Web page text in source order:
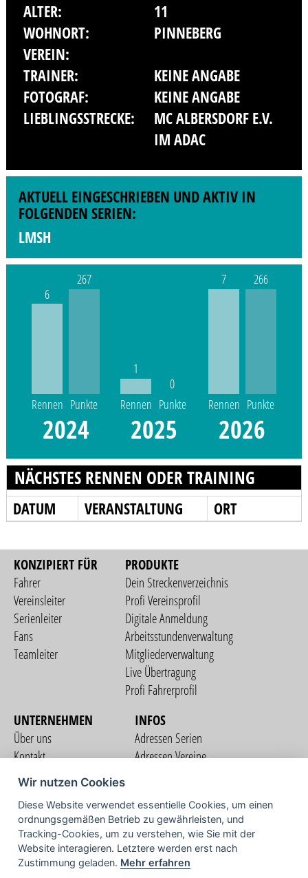
ALTER:
11
WOHNORT:
PINNEBERG
VEREIN:
TRAINER:
KEINE ANGABE
FOTOGRAF:
KEINE ANGABE
LIEBLINGSSTRECKE:
MC ALBERSDORF E.V.
IM ADAC
AKTUELL EINGESCHRIEBEN UND AKTIV IN
FOLGENDEN SERIEN:
LMSH
6
Rennen
267
Punkte
2024
1
Rennen
0
Punkte
2025
7
Rennen
266
Punkte
2026
NÄCHSTES RENNEN ODER TRAINING
DATUM VERANSTALTUNG ORT
KONZIPIERT FÜR
Fahrer
Vereinsleiter
Serienleiter
Fans
Teamleiter
PRODUKTE
Dein Streckenverzeichnis
Profi Vereinsprofil
Digitale Anmeldung
Arbeitsstundenverwaltung
Mitgliederverwaltung
Live Übertragung
Profi Fahrerprofil
UNTERNEHMEN
Über uns
Kontakt
Nutzungsbedingungen
Datenschutzerklärung
Impressum
INFOS
Adressen Serien
Adressen Vereine
COMMUNITY
Wir nutzen Cookies
Diese Website verwendet essentielle Cookies, um einen
ordnungsgemäßen Betrieb zu gewährleisten, und
Tracking-Cookies, um zu verstehen, wie Sie mit der
Website interagieren. Letztere werden erst nach
Zustimmung geladen. Mehr erfahren